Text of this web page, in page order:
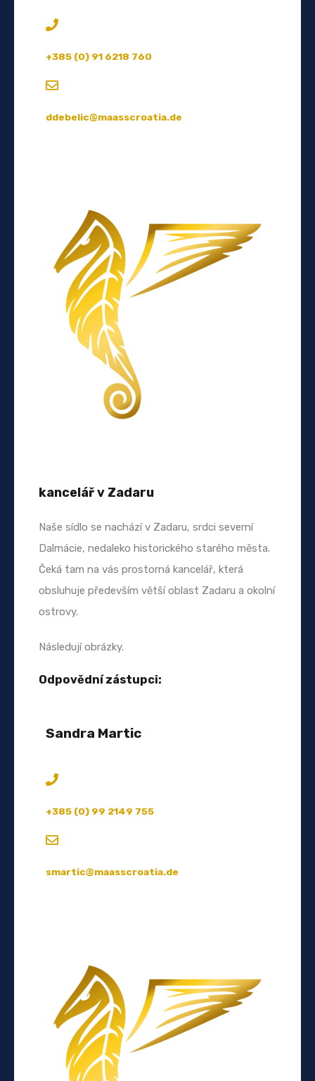
+385 (0) 91 6218 760
ddebelic@maasscroatia.de
kancelář v Zadaru
Naše sídlo se nachází v Zadaru, srdci severní
Dalmácie, nedaleko historického starého města.
Čeká tam na vás prostorná kancelář, která
obsluhuje především větší oblast Zadaru a okolní
ostrovy.
Následují obrázky.
Odpovědní zástupci:
Sandra Martic
+385 (0) 99 2149 755
smartic@maasscroatia.de